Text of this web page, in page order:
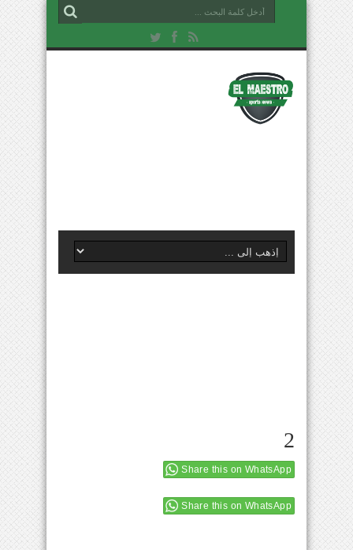
2
Share this on WhatsApp
Share this on WhatsApp